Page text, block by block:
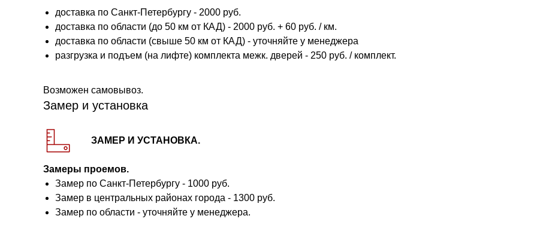
доставка по Санкт-Петербургу - 2000 руб.
доставка по области (до 50 км от КАД) - 2000 руб. + 60 руб. / км.
доставка по области (свыше 50 км от КАД) - уточняйте у менеджера
разгрузка и подъем (на лифте) комплекта межк. дверей - 250 руб. / комплект.
Возможен самовывоз.
Замер и установка
ЗАМЕР И УСТАНОВКА.
Замеры проемов.
Замер по Санкт-Петербургу - 1000 руб.
Замер в центральных районах города - 1300 руб.
Замер по области - уточняйте у менеджера.